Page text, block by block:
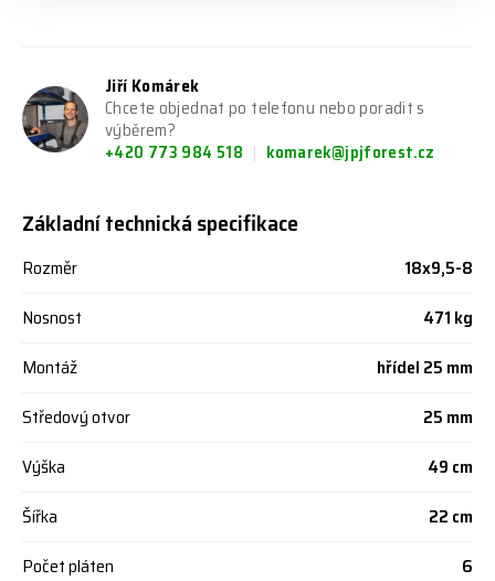
Jiří Komárek
Chcete objednat po telefonu nebo poradit s
výběrem?
+420 773 984 518
komarek@jpjforest.cz
Základní technická specifikace
Rozměr
18x9,5-8
Nosnost
471 kg
Montáž
hřídel 25 mm
Středový otvor
25 mm
Výška
49 cm
Šířka
22 cm
Počet pláten
6